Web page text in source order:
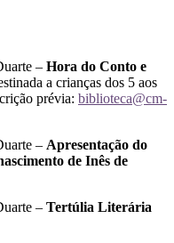
– Hora do Conto e
a crianças dos 5 aos
prévia: biblioteca@cm-
– Apresentação do
de Inês de
– Tertúlia Literária